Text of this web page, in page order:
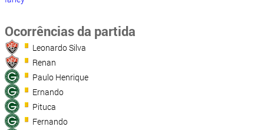
Ocorrências da partida
Leonardo Silva
Renan
Paulo Henrique
Ernando
Pituca
Fernando